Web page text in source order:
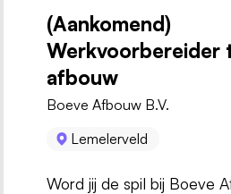
(Aankomend)
Werkvoorbereider
afbouw
Boeve Afbouw B.V.
Lemelerveld
Word jij de spil bij Boeve